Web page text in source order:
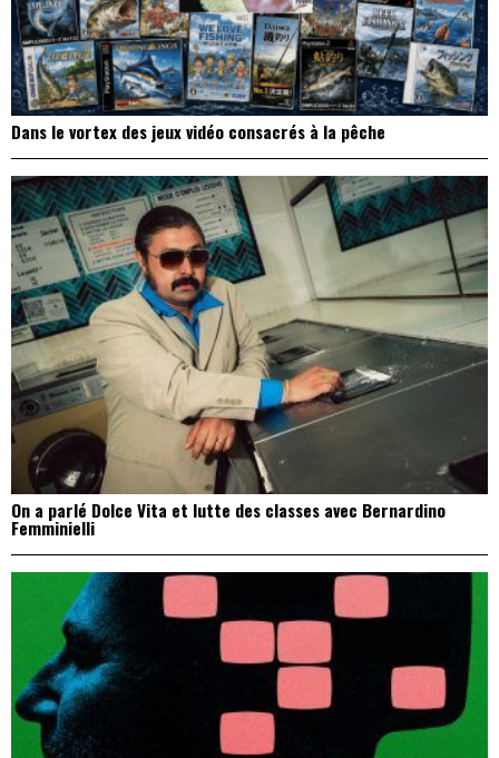
Dans le vortex des jeux vidéo consacrés à la pêche
On a parlé Dolce Vita et lutte des classes avec Bernardino
Femminielli